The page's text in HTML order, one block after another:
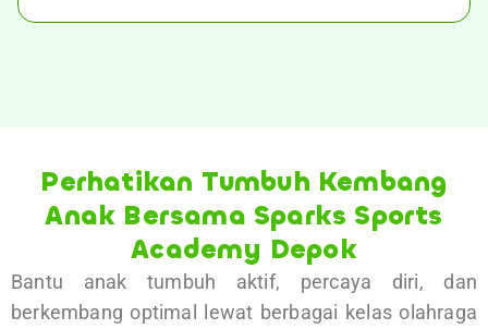
Perhatikan Tumbuh Kembang
Anak Bersama Sparks Sports
Academy Depok
Bantu anak tumbuh aktif, percaya diri, dan
berkembang optimal lewat berbagai kelas olahraga